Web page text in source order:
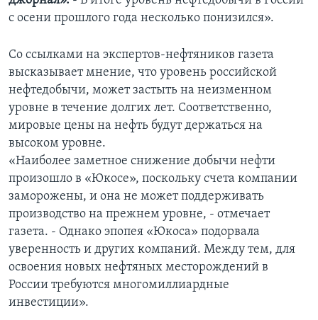
с осени прошлого года несколько понизился».
Со ссылками на экспертов-нефтяников газета
высказывает мнение, что уровень российской
нефтедобычи, может застыть на неизменном
уровне в течение долгих лет. Соответственно,
мировые цены на нефть будут держаться на
высоком уровне.
«Наиболее заметное снижение добычи нефти
произошло в «Юкосе», поскольку счета компании
заморожены, и она не может поддерживать
производство на прежнем уровне, - отмечает
газета. - Однако эпопея «Юкоса» подорвала
уверенность и других компаний. Между тем, для
освоения новых нефтяных месторождений в
России требуются многомиллиардные
инвестиции».